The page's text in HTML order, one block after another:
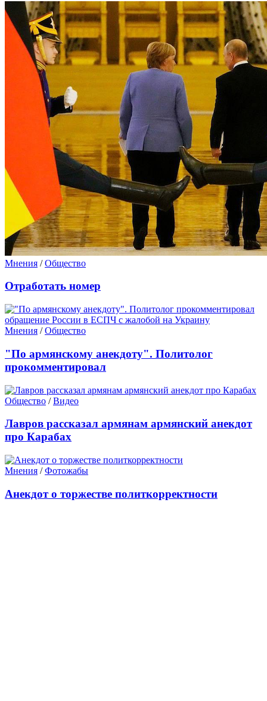
Мнения /Общество
Отработать номер
Мнения /Общество
"По армянскому анекдоту". Политолог
прокомментировал
Общество /Видео
Лавров рассказал армянам армянский анекдот
про Карабах
Мнения /Фотожабы
Анекдот о торжестве политкорректности